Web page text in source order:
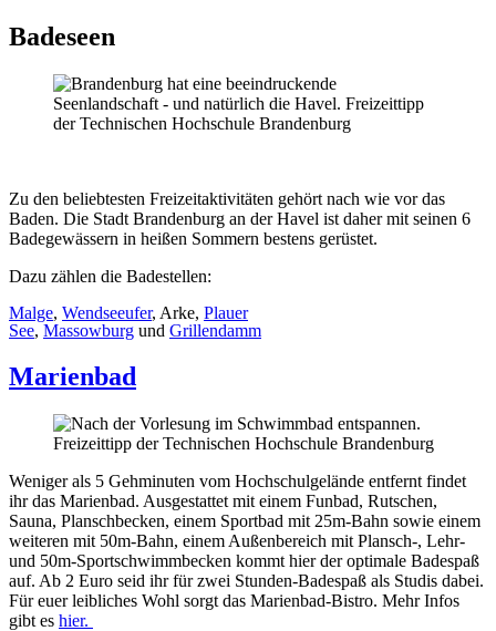
Badeseen
Zu den beliebtesten Freizeitaktivitäten gehört nach wie vor das
Baden. Die Stadt Brandenburg an der Havel ist daher mit seinen 6
Badegewässern in heißen Sommern bestens gerüstet.
Dazu zählen die Badestellen:
Malge, Wendseeufer, Arke, Plauer
See, Massowburg und Grillendamm
Marienbad
Weniger als 5 Gehminuten vom Hochschulgelände entfernt findet
ihr das Marienbad. Ausgestattet mit einem Funbad, Rutschen,
Sauna, Planschbecken, einem Sportbad mit 25m-Bahn sowie einem
weiteren mit 50m-Bahn, einem Außenbereich mit Plansch-, Lehr-
und 50m-Sportschwimmbecken kommt hier der optimale Badespaß
auf. Ab 2 Euro seid ihr für zwei Stunden-Badespaß als Studis dabei.
Für euer leibliches Wohl sorgt das Marienbad-Bistro. Mehr Infos
gibt es hier.